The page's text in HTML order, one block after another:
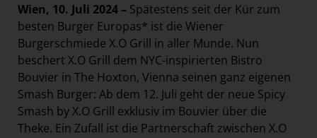
NMK
MEDIA
KONTAKT
Wien, 10. Juli 2024 – Spätestens seit der Kür zum
besten Burger Europas* ist die Wiener
Burgerschmiede X.O Grill in aller Munde. Nun
beschert X.O Grill dem NYC-inspirierten Bistro
Bouvier in The Hoxton, Vienna seinen ganz eigenen
Smash Burger: Ab dem 12. Juli geht der neue Spicy
Smash by X.O Grill exklusiv im Bouvier über die
Theke. Ein Zufall ist die Partnerschaft zwischen X.O